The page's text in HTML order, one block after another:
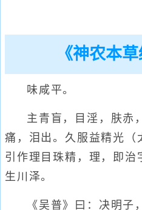
《神农本
味咸平。
主青盲，目淫，肤赤
痛，泪出。久服益精光（
引作理目珠精，理，即治
生川泽。
《吴普》曰：决明子